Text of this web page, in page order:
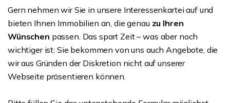
Gern nehmen wir Sie in unsere Interessenkartei auf und
bieten Ihnen Immobilien an, die genau zu Ihren
Wünschen passen. Das spart Zeit – was aber noch
wichtiger ist: Sie bekommen von uns auch Angebote, die
wir aus Gründen der Diskretion nicht auf unserer
Webseite präsentieren können.